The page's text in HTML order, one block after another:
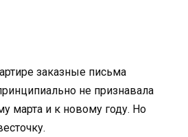
заказные письма
не признавала
марта и к новому году. Но